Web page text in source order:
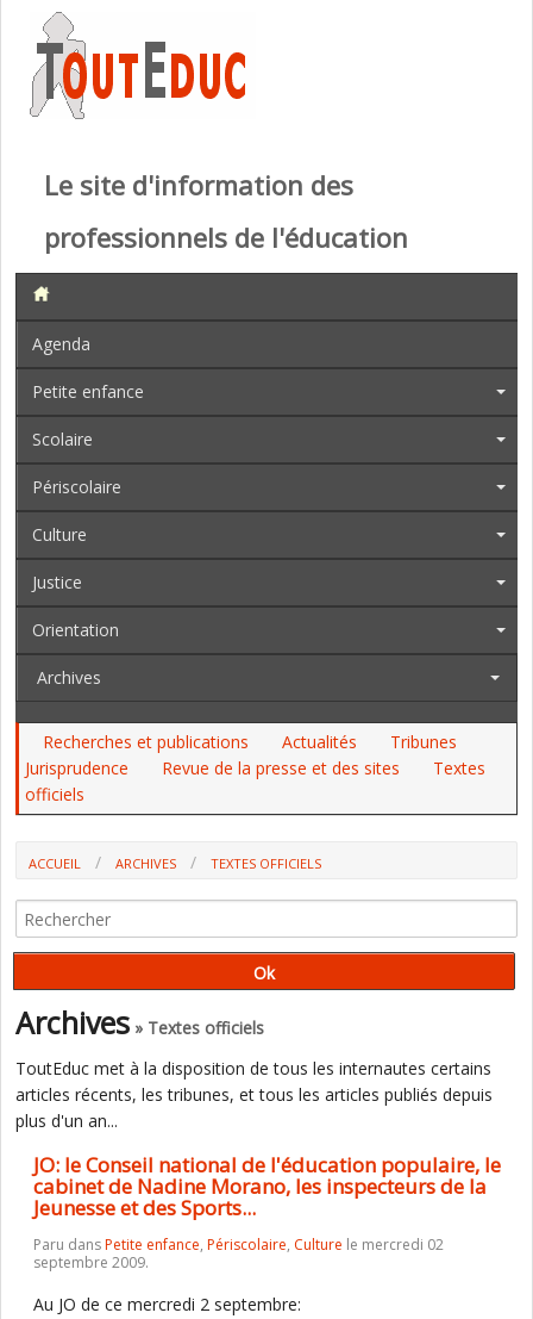
Le site d'information des
professionnels de l'éducation
Agenda
Petite enfance
Scolaire
Périscolaire
Culture
Justice
Orientation
Archives
Recherches et publications Actualités
Tribunes
Jurisprudence
Revue de la presse et des sites
Textes
officiels
ACCUEIL ARCHIVES
TEXTES OFFICIELS
DE NADINE MORANO, LES INSPECTEURS DE LA JEUNESSE ET DES SPORTS...
Archives » Textes officiels
ToutEduc met à la disposition de tous les internautes certains
articles récents, les tribunes, et tous les articles publiés depuis
plus d'un an...
JO: le Conseil national de l'éducation populaire, le
cabinet de Nadine Morano, les inspecteurs de la
Jeunesse et des Sports...
Paru dansPetite enfance, Périscolaire, Culture le mercredi 02
septembre 2009.
Au JO de ce mercredi 2 septembre: